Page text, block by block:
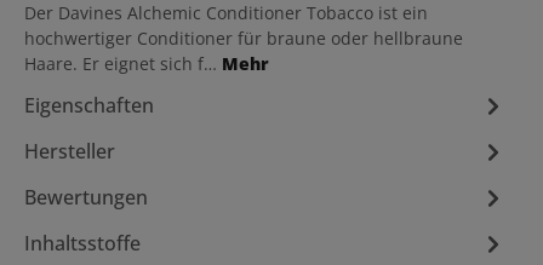
Der Davines Alchemic Conditioner Tobacco ist ein
hochwertiger Conditioner für braune oder hellbraune
Haare. Er eignet sich f… Mehr
Eigenschaften
Hersteller
Bewertungen
Inhaltsstoffe